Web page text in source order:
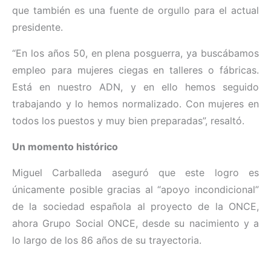
que también es una fuente de orgullo para el actual
presidente.
“En los años 50, en plena posguerra, ya buscábamos
empleo para mujeres ciegas en talleres o fábricas.
Está en nuestro ADN, y en ello hemos seguido
trabajando y lo hemos normalizado. Con mujeres en
todos los puestos y muy bien preparadas”, resaltó.
Un momento histórico
Miguel Carballeda aseguró que este logro es
únicamente posible gracias al “apoyo incondicional”
de la sociedad española al proyecto de la ONCE,
ahora Grupo Social ONCE, desde su nacimiento y a
lo largo de los 86 años de su trayectoria.